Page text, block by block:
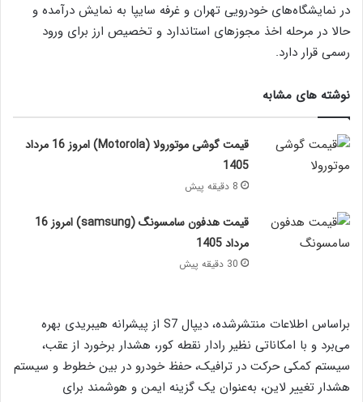
در نمایشگاه‌های خودرویی تهران و غرفه سایپا به نمایش درآمده و
حالا در مرحله اخذ مجوزهای استاندارد و تخصیص ارز برای ورود
رسمی قرار دارد.
نوشته های مشابه
قیمت گوشی موتورولا (Motorola) امروز 16 مرداد
1405
8 دقیقه پیش
قیمت هدفون سامسونگ (samsung) امروز 16
مرداد 1405
30 دقیقه پیش
براساس اطلاعات منتشرشده، دیپال S7 از پیشرانه هیبریدی بهره
می‌برد و با امکاناتی نظیر رادار نقطه کور، هشدار برخورد از عقب،
سیستم کمکی حرکت در ترافیک، حفظ خودرو در بین خطوط و سیستم
هشدار تغییر لاین، به‌عنوان یک گزینه ایمن و هوشمند برای